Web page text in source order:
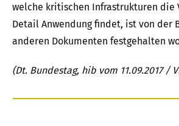
welche kritischen Infrastrukturen die
Detail Anwendung findet, ist von der
anderen Dokumenten festgehalten
(Dt. Bundestag, hib vom 11.09.2017 /